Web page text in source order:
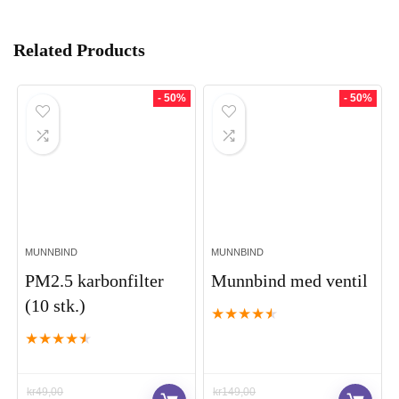
Related Products
- 50%
MUNNBIND
PM2.5 karbonfilter
(10 stk.)
★★★★★
kr49,00
- 50%
MUNNBIND
Munnbind med ventil
★★★★★
kr149,00